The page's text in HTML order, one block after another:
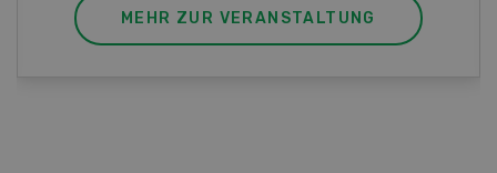
MEHR ZUR VERANSTALTUNG